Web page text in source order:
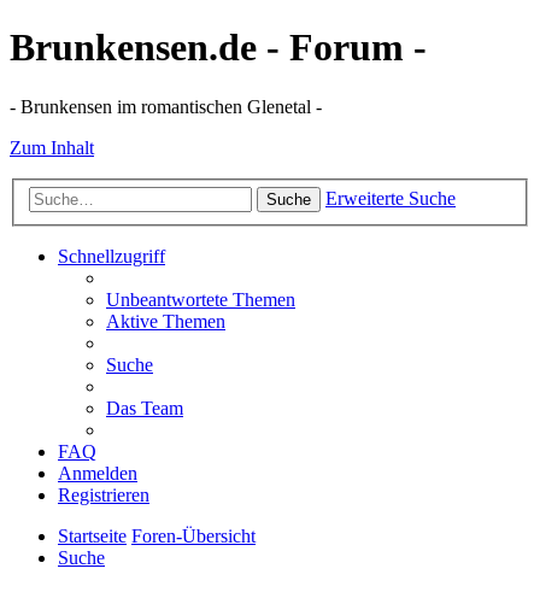
Brunkensen.de - Forum -
- Brunkensen im romantischen Glenetal -
Zum Inhalt
Suche Erweiterte Suche
Schnellzugriff
Unbeantwortete Themen
Aktive Themen
Suche
Das Team
FAQ
Anmelden
Registrieren
Startseite Foren-Übersicht
Suche